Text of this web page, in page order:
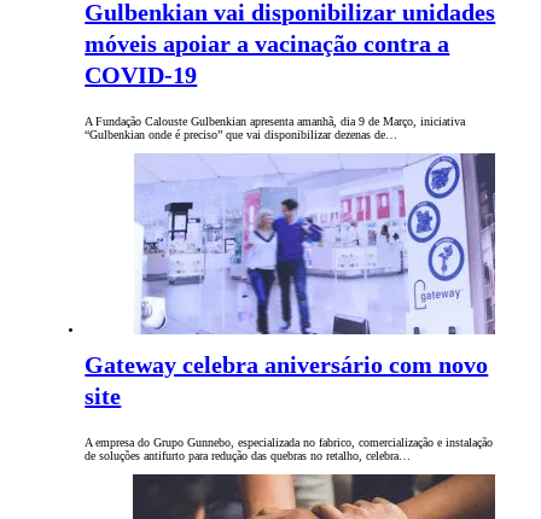
Gulbenkian vai disponibilizar unidades
móveis apoiar a vacinação contra a
COVID-19
A Fundação Calouste Gulbenkian apresenta amanhã, dia 9 de Março, iniciativa
“Gulbenkian onde é preciso” que vai disponibilizar dezenas de…
Gateway celebra aniversário com novo
site
A empresa do Grupo Gunnebo, especializada no fabrico, comercialização e instalação
de soluções antifurto para redução das quebras no retalho, celebra…